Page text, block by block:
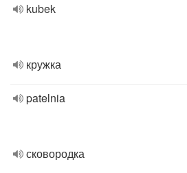
kubek
кружка
patelnia
сковородка